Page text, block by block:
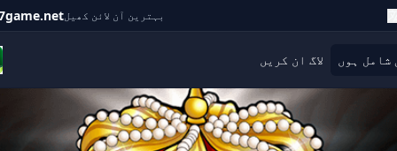
بہترین آن لائن کھیل
لاگ ان کریں شامل ہوں